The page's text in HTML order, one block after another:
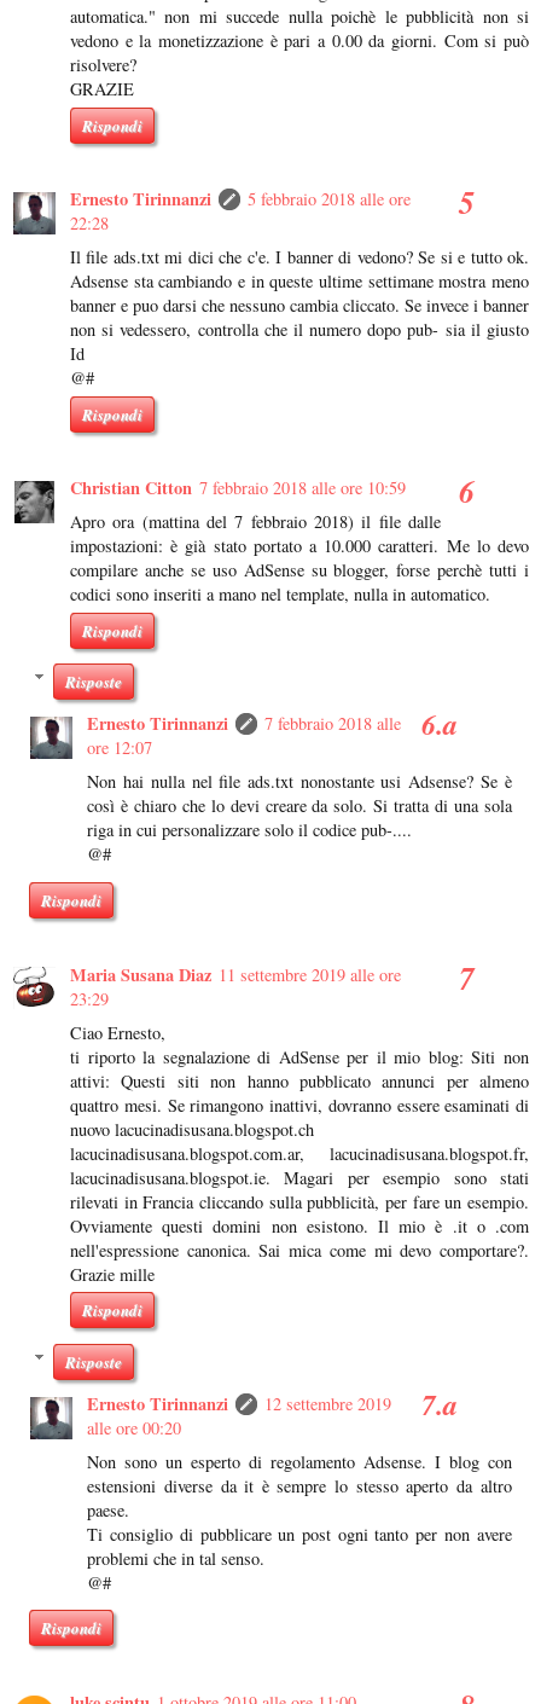
automatica." non mi succede nulla poichè le pubblicità non si
vedono e la monetizzazione è pari a 0.00 da giorni. Com si può
risolvere?
GRAZIE
Rispondi
Ernesto Tirinnanzi
5 febbraio 2018 alle ore
22:28
Il file ads.txt mi dici che c'e. I banner di vedono? Se si e tutto ok.
Adsense sta cambiando e in queste ultime settimane mostra meno
banner e puo darsi che nessuno cambia cliccato. Se invece i banner
non si vedessero, controlla che il numero dopo pub- sia il giusto
Id
@#
Rispondi
Christian Citton 7 febbraio 2018 alle ore 10:59
Apro ora (mattina del 7 febbraio 2018) il file dalle
impostazioni: è già stato portato a 10.000 caratteri. Me lo devo
compilare anche se uso AdSense su blogger, forse perchè tutti i
codici sono inseriti a mano nel template, nulla in automatico.
Rispondi
Risposte
Ernesto Tirinnanzi
7 febbraio 2018 alle
ore 12:07
Non hai nulla nel file ads.txt nonostante usi Adsense? Se è
così è chiaro che lo devi creare da solo. Si tratta di una sola
riga in cui personalizzare solo il codice pub-....
@#
Rispondi
Maria Susana Diaz 11 settembre 2019 alle ore
23:29
Ciao Ernesto,
ti riporto la segnalazione di AdSense per il mio blog: Siti non
attivi: Questi siti non hanno pubblicato annunci per almeno
quattro mesi. Se rimangono inattivi, dovranno essere esaminati di
nuovo lacucinadisusana.blogspot.ch
lacucinadisusana.blogspot.com.ar, lacucinadisusana.blogspot.fr,
lacucinadisusana.blogspot.ie. Magari per esempio sono stati
rilevati in Francia cliccando sulla pubblicità, per fare un esempio.
Ovviamente questi domini non esistono. Il mio è .it o .com
nell'espressione canonica. Sai mica come mi devo comportare?.
Grazie mille
Rispondi
Risposte
Ernesto Tirinnanzi
12 settembre 2019
alle ore 00:20
Non sono un esperto di regolamento Adsense. I blog con
estensioni diverse da it è sempre lo stesso aperto da altro
paese.
Ti consiglio di pubblicare un post ogni tanto per non avere
problemi che in tal senso.
@#
Rispondi